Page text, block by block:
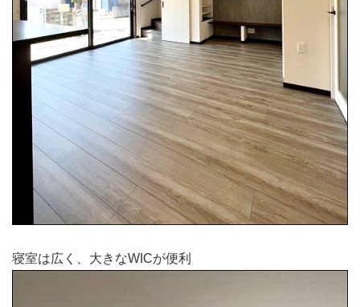
寝室は広く、大きなWICが便利